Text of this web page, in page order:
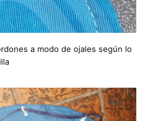
a modo de ojales según lo